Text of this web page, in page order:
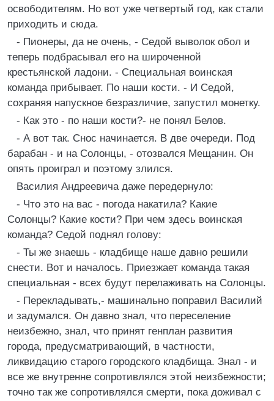
освободителям. Но вот уже четвертый год, как стали
приходить и сюда.
- Пионеры, да не очень, - Седой выволок обол и
теперь подбрасывал его на широченной
крестьянской ладони. - Специальная воинская
команда прибывает. По наши кости. - И Седой,
сохраняя напускное безразличие, запустил монетку.
- Как это - по наши кости?- не понял Белов.
- А вот так. Снос начинается. В две очереди. Под
барабан - и на Солонцы, - отозвался Мещанин. Он
опять проиграл и поэтому злился.
Василия Андреевича даже передернуло:
- Что это на вас - погода накатила? Какие
Солонцы? Какие кости? При чем здесь воинская
команда? Седой поднял голову:
- Ты же знаешь - кладбище наше давно решили
снести. Вот и началось. Приезжает команда такая
специальная - всех будут перелаживать на Солонцы.
- Перекладывать,- машинально поправил Василий
и задумался. Он давно знал, что переселение
неизбежно, знал, что принят генплан развития
города, предусматривающий, в частности,
ликвидацию старого городского кладбища. Знал - и
все же внутренне сопротивлялся этой неизбежности;
точно так же сопротивлялся смерти, пока доживал с